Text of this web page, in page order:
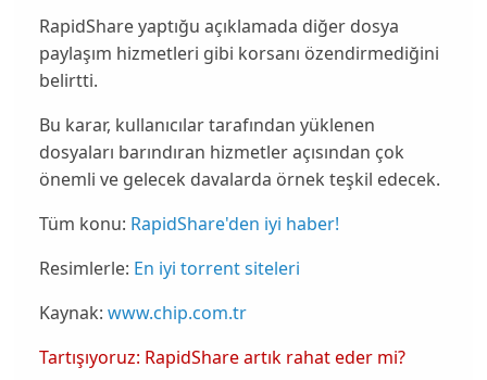
RapidShare yaptığu açıklamada diğer dosya
paylaşım hizmetleri gibi korsanı özendirmediğini
belirtti.
Bu karar, kullanıcılar tarafından yüklenen
dosyaları barındıran hizmetler açısından çok
önemli ve gelecek davalarda örnek teşkil edecek.
Tüm konu: RapidShare'den iyi haber!
Resimlerle: En iyi torrent siteleri
Kaynak: www.chip.com.tr
Tartışıyoruz: RapidShare artık rahat eder mi?